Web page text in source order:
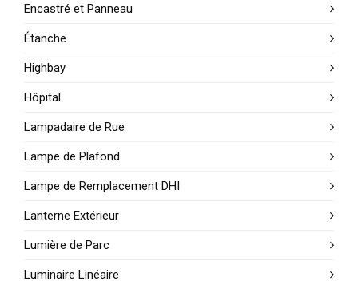
Encastré et Panneau
Étanche
Highbay
Hôpital
Lampadaire de Rue
Lampe de Plafond
Lampe de Remplacement DHI
Lanterne Extérieur
Lumière de Parc
Luminaire Linéaire